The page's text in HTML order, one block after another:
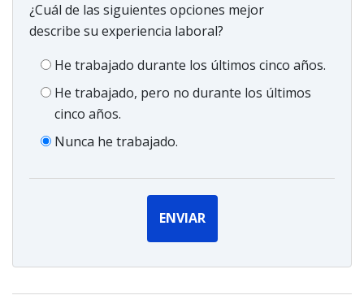
¿Cuál de las siguientes opciones mejor
describe su experiencia laboral?
He trabajado durante los últimos cinco años.
He trabajado, pero no durante los últimos
cinco años.
Nunca he trabajado.
ENVIAR